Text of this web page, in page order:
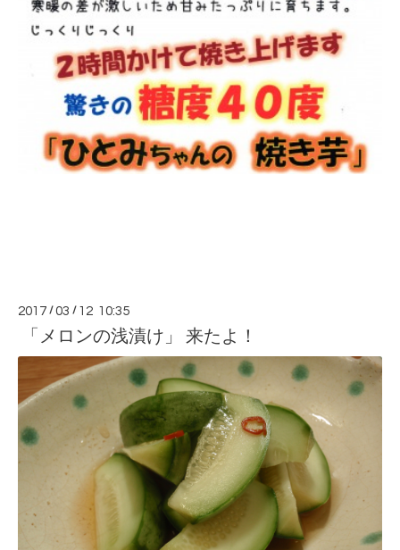
2017 /03 / 12 10:35
「メロンの浅漬け」 来たよ！